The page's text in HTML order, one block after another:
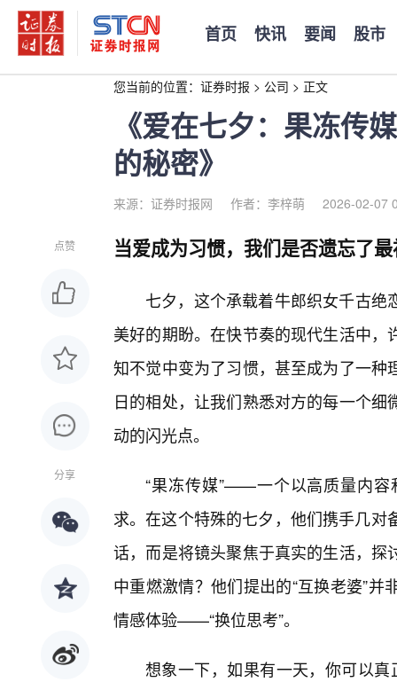
首页 快讯 要闻 股市
您当前的位置： 证券时报 > 公司 > 正文
《爱在七夕：果冻传
的秘密》
来源：证券时报网 作者：李梓萌 2026-02-07
点赞
分享
当爱成为习惯，我们是否遗忘了
七夕，这个承载着牛郎织女千古
美好的期盼。在快节奏的现代生活中
知不觉中变为了习惯，甚至成为了一
日的相处，让我们熟悉对方的每一个
动的闪光点。
“果冻传媒”——一个以高质量内容
求。在这个特殊的七夕，他们携手几对
话，而是将镜头聚焦于真实的生活，
中重燃激情？他们提出的“互换老婆”
情感体验——“换位思考”。
想象一下，如果有一天，你可以